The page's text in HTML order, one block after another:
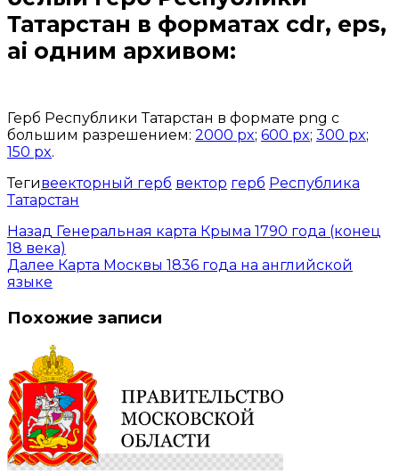
Татарстан в форматах cdr, eps,
ai одним архивом:
Герб Республики Татарстан в формате png с
большим разрешением: 2000 px; 600 px; 300 px;
150 px.
Тегивеекторный герб вектор герб Республика
Татарстан
Назад Генеральная карта Крыма 1790 года (конец
18 века)
Далее Карта Москвы 1836 года на английской
языке
Похожие записи